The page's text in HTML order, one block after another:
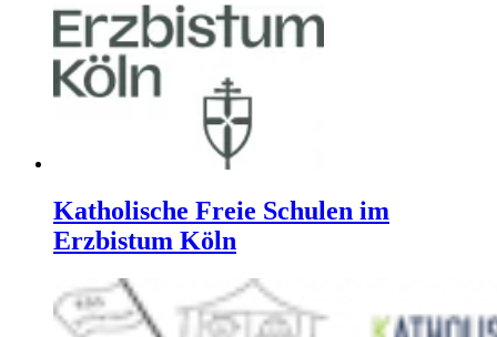
Katholische Freie Schulen im
Erzbistum Köln